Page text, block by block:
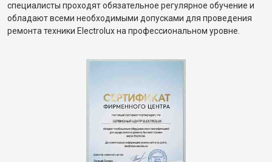
специалисты проходят обязательное регулярное обучение и
обладают всеми необходимыми допусками для проведения
ремонта техники Electrolux на профессиональном уровне.